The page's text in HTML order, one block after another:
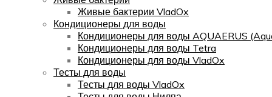
Живые бактерии VladOx
Кондиционеры для воды
Кондиционеры для воды AQUAERUS
Кондиционеры для воды Tetra
Кондиционеры для воды VladOx
Тесты для воды
Тесты для воды VladOx